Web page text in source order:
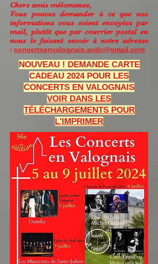
Chers amis mélomanes,
Vous pouvez demander à ce que nos
informations vous soient envoyées par
mail, plutôt que par courrier postal en
nous le faisant savoir à notre adresse
:concertsenvalognais.acdc@gmail.com
NOUVEAU ! DEMANDE CARTE
CADEAU 2024 POUR LES
CONCERTS EN VALOGNAIS
VOIR DANS LES
TÉLÉCHARGEMENTS POUR
L'IMPRIMER